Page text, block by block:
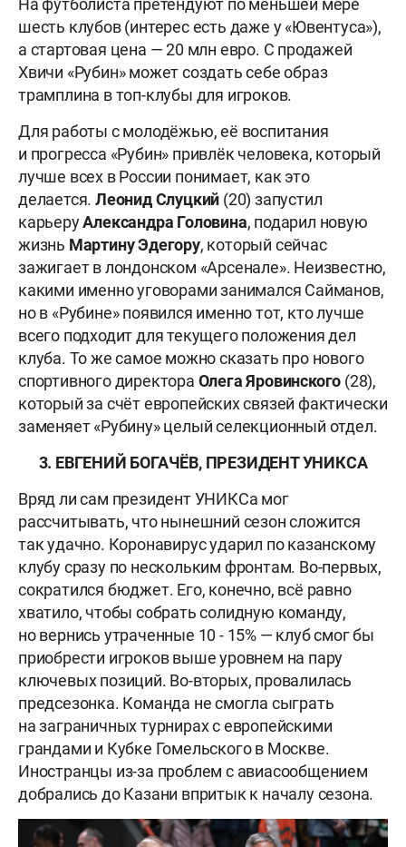
На футболиста претендуют по меньшей мере
шесть клубов (интерес есть даже у «Ювентуса»),
а стартовая цена — 20 млн евро. С продажей
Хвичи «Рубин» может создать себе образ
трамплина в топ-клубы для игроков.
Для работы с молодёжью, её воспитания
и прогресса «Рубин» привлёк человека, который
лучше всех в России понимает, как это
делается. ЛеонидСлуцкий (20) запустил
карьеруАлександра Головина, подарил новую
жизнь МартинуЭдегору, который сейчас
зажигает в лондонском «Арсенале». Неизвестно,
какими именно уговорами занимался Сайманов,
но в «Рубине» появился именно тот, кто лучше
всего подходит для текущего положения дел
клуба. То же самое можно сказать про нового
спортивного директора Олега Яровинского (28),
который за счёт европейских связей фактически
заменяет «Рубину» целый селекционный отдел.
3. ЕВГЕНИЙ БОГАЧЁВ, ПРЕЗИДЕНТ УНИКСА
Вряд ли сам президент УНИКСа мог
рассчитывать, что нынешний сезон сложится
так удачно. Коронавирус ударил по казанскому
клубу сразу по нескольким фронтам. Во-первых,
сократился бюджет. Его, конечно, всё равно
хватило, чтобы собрать солидную команду,
но вернись утраченные 10 - 15% — клуб смог бы
приобрести игроков выше уровнем на пару
ключевых позиций. Во-вторых, провалилась
предсезонка. Команда не смогла сыграть
на заграничных турнирах с европейскими
грандами и Кубке Гомельского в Москве.
Иностранцы из-за проблем с авиасообщением
добрались до Казани впритык к началу сезона.